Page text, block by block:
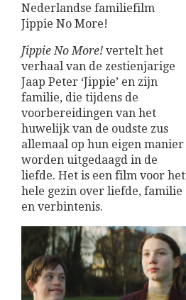
Nederlandse familiefilm
Jippie No More!
Jippie No More! vertelt het
verhaal van de zestienjarige
Jaap Peter ‘Jippie’ en zijn
familie, die tijdens de
voorbereidingen van het
huwelijk van de oudste zus
allemaal op hun eigen manier
worden uitgedaagd in de
liefde. Het is een film voor het
hele gezin over liefde, familie
en verbintenis.